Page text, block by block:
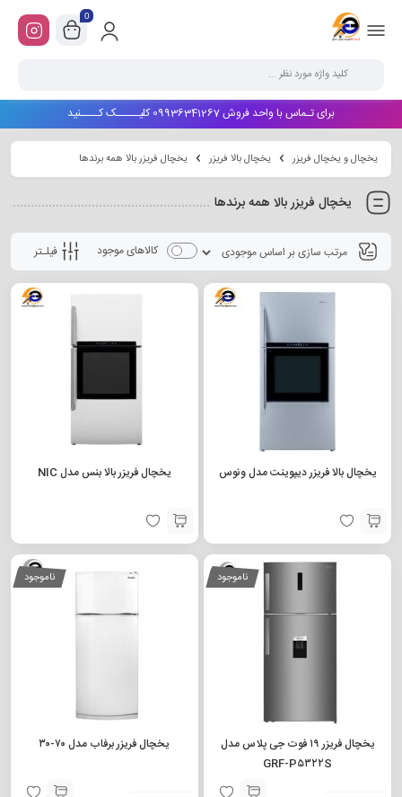
0
برای تـماس با واحد فروش 09936341267 کلیـــــک کــــنید
یخچال و یخچال فریزر یخچال بالا فریزر یخچال فریزر بالا همه برندها
یخچال فریزر بالا همه برندها
فیلـتر کالاهای موجود
یخچال بالا فریزر دیپوینت مدل ونوس یخچال فریزر بالا بنس مدل NIC
ناموجود
یخچال فریزر ۱۹ فوت جی پلاس مدل
GRF-P۵۳۲۲S
ناموجود
یخچال فریزر برفاب مدل ۷۰-۳۰